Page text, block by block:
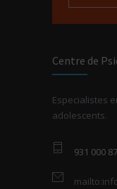
Centre de
Especialistes
adolescents.
931 000